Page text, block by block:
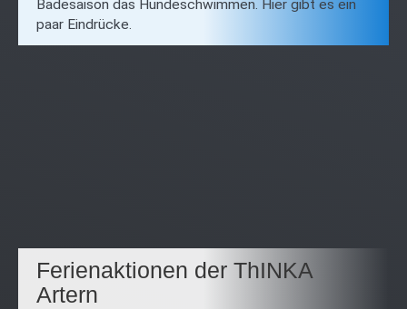
Badesaison das Hundeschwimmen. Hier gibt es ein
paar Eindrücke.
Ferienaktionen der ThINKA
Artern